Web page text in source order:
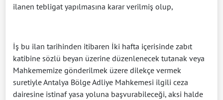
ilanen tebligat yapılmasına karar verilmiş olup,
İş bu ilan tarihinden itibaren İki hafta içerisinde zabıt
katibine sözlü beyan üzerine düzenlenecek tutanak veya
Mahkememize gönderilmek üzere dilekçe vermek
suretiyle Antalya Bölge Adliye Mahkemesi ilgili ceza
dairesine istinaf yasa yoluna başvurabileceği, aksi halde